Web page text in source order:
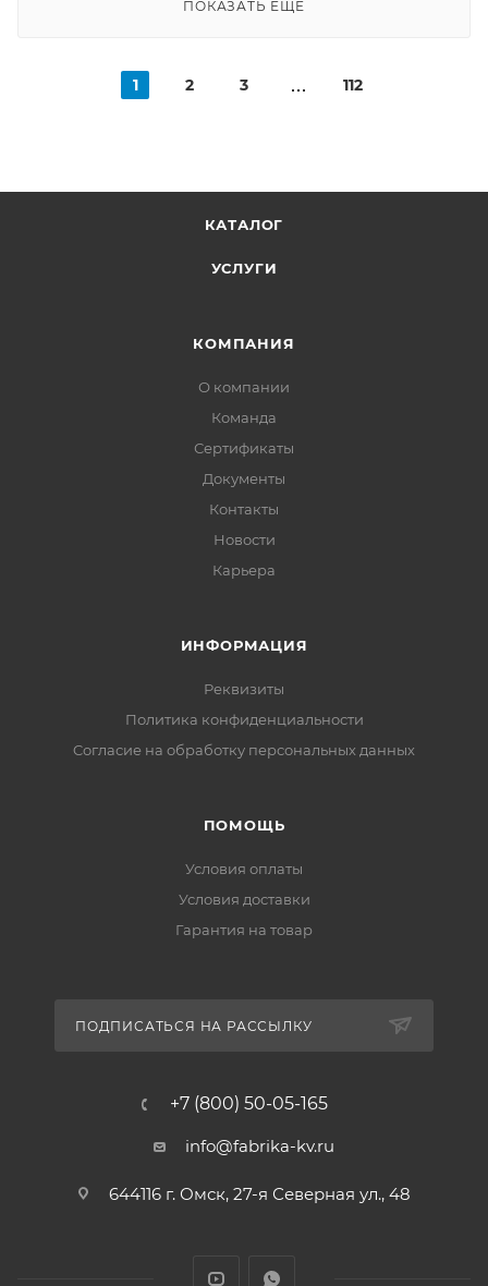
ПОКАЗАТЬ ЕЩЕ
1 2 3 112
КАТАЛОГ
УСЛУГИ
КОМПАНИЯ
О компании
Команда
Сертификаты
Документы
Контакты
Новости
Карьера
ИНФОРМАЦИЯ
Реквизиты
Политика конфиденциальности
Cогласие на обработку персональных данных
ПОМОЩЬ
Условия оплаты
Условия доставки
Гарантия на товар
ПОДПИСАТЬСЯ НА РАССЫЛКУ
+7 (800) 50-05-165
info@fabrika-kv.ru
644116 г. Омск, 27-я Северная ул., 48